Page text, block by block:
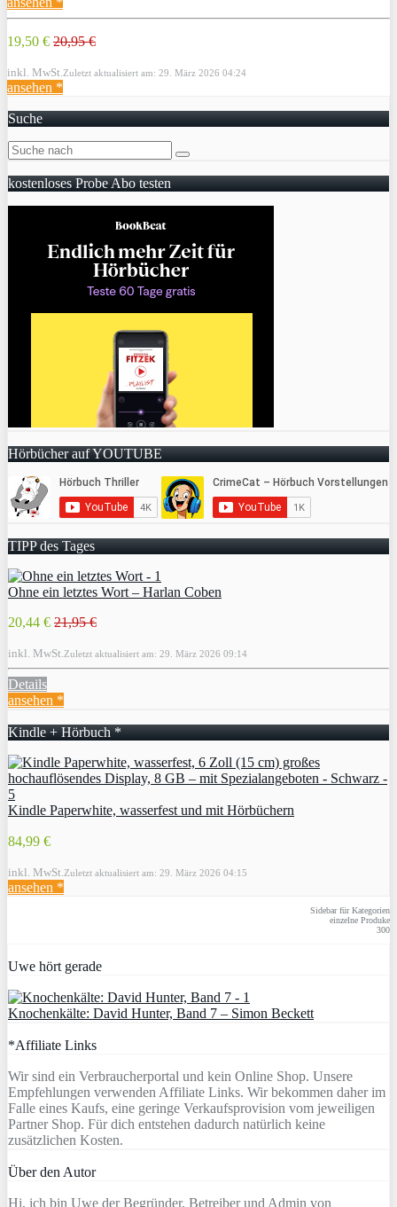
19,50 € 20,95 €
inkl. MwSt. Zuletzt aktualisiert am: 29. März 2026 04:24
ansehen *
Suche
kostenloses Probe Abo testen
Hörbücher auf YOUTUBE
TIPP des Tages
Ohne ein letztes Wort – Harlan Coben
20,44 € 21,95 €
inkl. MwSt. Zuletzt aktualisiert am: 29. März 2026 09:14
Details
ansehen *
Kindle + Hörbuch *
Kindle Paperwhite, wasserfest und mit Hörbüchern
84,99 €
inkl. MwSt. Zuletzt aktualisiert am: 29. März 2026 04:15
ansehen *
Sidebar für Kategorien
einzelne Produke
300
Uwe hört gerade
Knochenkälte: David Hunter, Band 7 – Simon Beckett
*Affiliate Links
Wir sind ein Verbraucherportal und kein Online Shop. Unsere
Empfehlungen verwenden Affiliate Links. Wir bekommen daher im
Falle eines Kaufs, eine geringe Verkaufsprovision vom jeweiligen
Partner Shop. Für dich entstehen dadurch natürlich keine
zusätzlichen Kosten.
Über den Autor
Hi, ich bin Uwe der Begründer, Betreiber und Admin von